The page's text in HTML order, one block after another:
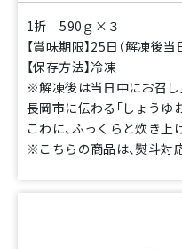
1折 590ｇ×３
【賞味期限】25日（解凍後当
【保存方法】冷凍
※解凍後は当日中にお召し
長岡市に伝わる「しょうゆ
こわに、ふっくらと炊き上
※こちらの商品は、熨斗対